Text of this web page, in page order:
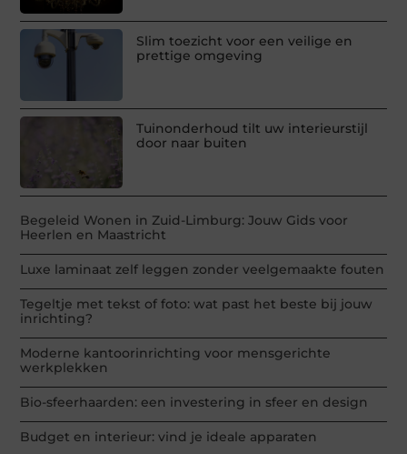
Slim toezicht voor een veilige en
prettige omgeving
Tuinonderhoud tilt uw interieurstijl
door naar buiten
Begeleid Wonen in Zuid-Limburg: Jouw Gids voor
Heerlen en Maastricht
Luxe laminaat zelf leggen zonder veelgemaakte fouten
Tegeltje met tekst of foto: wat past het beste bij jouw
inrichting?
Moderne kantoorinrichting voor mensgerichte
werkplekken
Bio-sfeerhaarden: een investering in sfeer en design
Budget en interieur: vind je ideale apparaten